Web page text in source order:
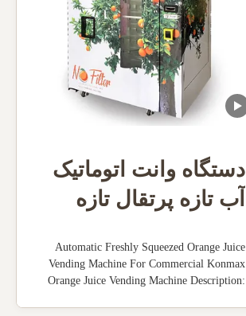
دستگاه وانت اتوماتیک
آب تازه پرتقال تازه
تجارت
Automatic Freshly Squeezed Orange Juice
Vending Machine For Commercial Konmax
Orange Juice Vending Machine Description: